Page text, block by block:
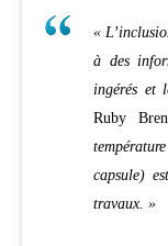
«
à des
ingérés et
Ruby
capsule)
travaux. »